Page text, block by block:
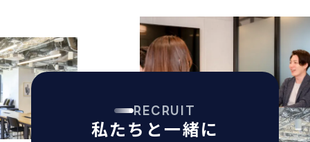
RECRUIT
私たちと一緒に